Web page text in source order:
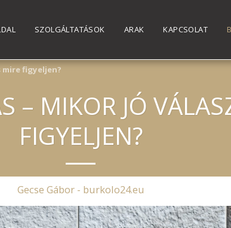
SZOLGÁLTATÁSOK ARAK KAPCSOLAT
mire figyeljen?
– MIKOR JÓ
FIGYELJEN?
Gecse Gábor - burkolo24.eu